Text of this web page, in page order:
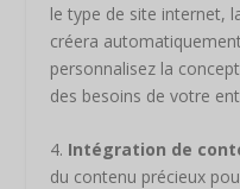
le type de site internet,
créera
personnalisez la
des besoins de votre
4. Intégration de
du contenu précieux